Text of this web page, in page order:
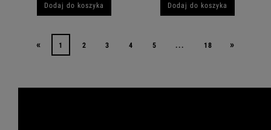
Dodaj do koszyka Dodaj do koszyka
« 1 2 3 4 5 ... 18 »